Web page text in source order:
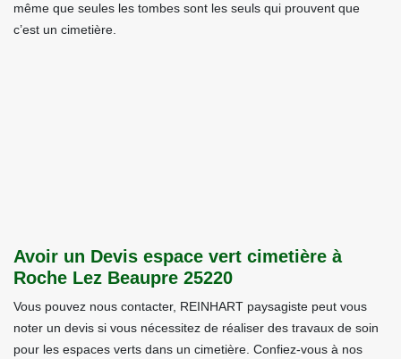
même que seules les tombes sont les seuls qui prouvent que
c’est un cimetière.
Avoir un Devis espace vert cimetière à
Roche Lez Beaupre 25220
Vous pouvez nous contacter, REINHART paysagiste peut vous
noter un devis si vous nécessitez de réaliser des travaux de soin
pour les espaces verts dans un cimetière. Confiez-vous à nos